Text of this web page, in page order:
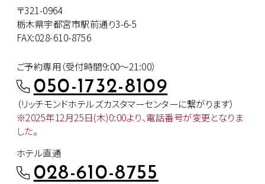
〒321-0964
栃木県宇都宮市駅前通り3-6-5
FAX:028-610-8756
ご予約専用（受付時間9:00～21:00）
050-1732-8109
（リッチモンドホテルズカスタマーセンターに繋がります）
※2025年12月25日(木)0:00より、電話番号が変更となりま
した。
ホテル直通
028-610-8755